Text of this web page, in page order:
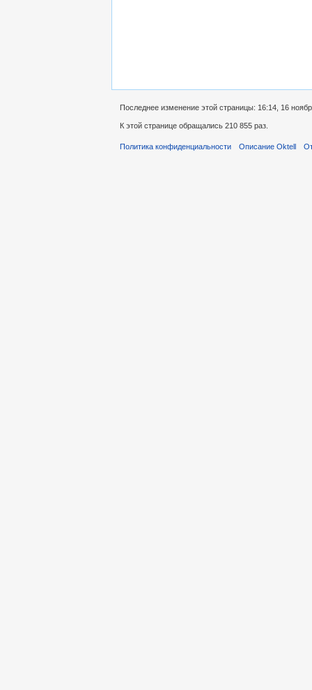
Последнее изменение этой страницы: 16:14, 16
К этой странице обращались 210 855 раз.
Политика конфиденциальности Описание Oktell